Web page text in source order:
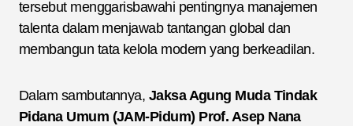
tersebut menggarisbawahi pentingnya manajemen
talenta dalam menjawab tantangan global dan
membangun tata kelola modern yang berkeadilan.
Dalam sambutannya, Jaksa Agung Muda Tindak
Pidana Umum (JAM-Pidum) Prof. Asep Nana